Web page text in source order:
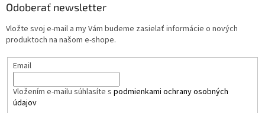
Odoberať newsletter
Vložte svoj e-mail a my Vám budeme zasielať informácie o nových
produktoch na našom e-shope.
Email
Vložením e-mailu súhlasíte s podmienkami ochrany osobných
údajov